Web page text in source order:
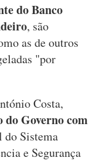
do Banco
, são
as de outros
"por
Costa,
do Governo com
Sistema
e Segurança